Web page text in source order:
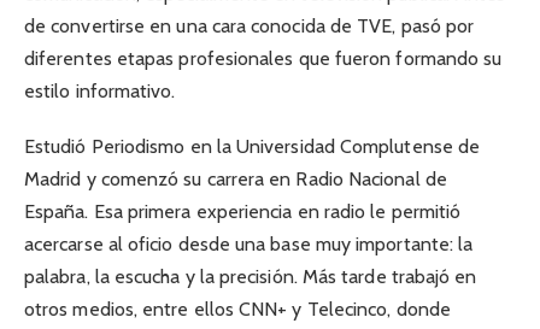
de convertirse en una cara conocida de TVE, pasó por
diferentes etapas profesionales que fueron formando su
estilo informativo.
Estudió Periodismo en la Universidad Complutense de
Madrid y comenzó su carrera en Radio Nacional de
España. Esa primera experiencia en radio le permitió
acercarse al oficio desde una base muy importante: la
palabra, la escucha y la precisión. Más tarde trabajó en
otros medios, entre ellos CNN+ y Telecinco, donde